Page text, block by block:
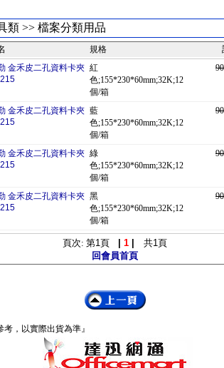
類 >> 檔案分類用品
規格
金禾皮二孔資料卡夾 紅
色;155*230*60mm;32K;12
個/箱
金禾皮二孔資料卡夾 藍
色;155*230*60mm;32K;12
個/箱
金禾皮二孔資料卡夾 綠
色;155*230*60mm;32K;12
個/箱
金禾皮二孔資料卡夾 黑
色;155*230*60mm;32K;12
個/箱
頁次: 第1頁 1| 共1頁
回會員首頁
考，以實際出貨為準』